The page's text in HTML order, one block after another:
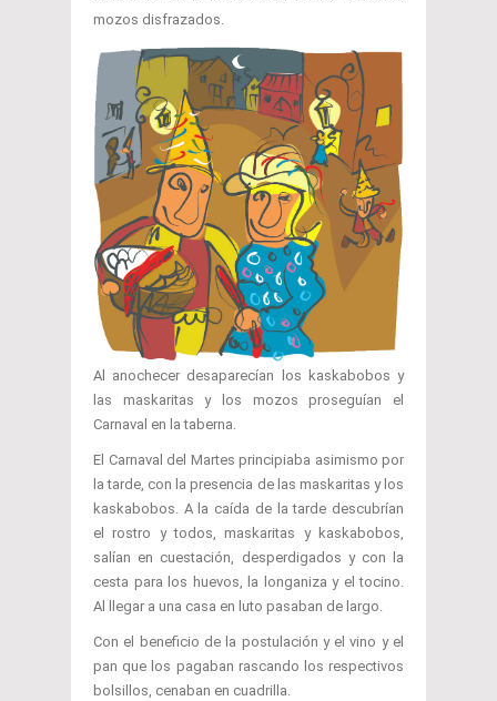
mozos disfrazados.
Al anochecer desaparecían los kaskabobos y
las maskaritas y los mozos proseguían el
Carnaval en la taberna.
El Carnaval del Martes principiaba asimismo por
la tarde, con la presencia de las maskaritas y los
kaskabobos. A la caída de la tarde descubrían
el rostro y todos, maskaritas y kaskabobos,
salían en cuestación, desperdigados y con la
cesta para los huevos, la longaniza y el tocino.
Al llegar a una casa en luto pasaban de largo.
Con el beneficio de la postulación y el vino y el
pan que los pagaban rascando los respectivos
bolsillos, cenaban en cuadrilla.